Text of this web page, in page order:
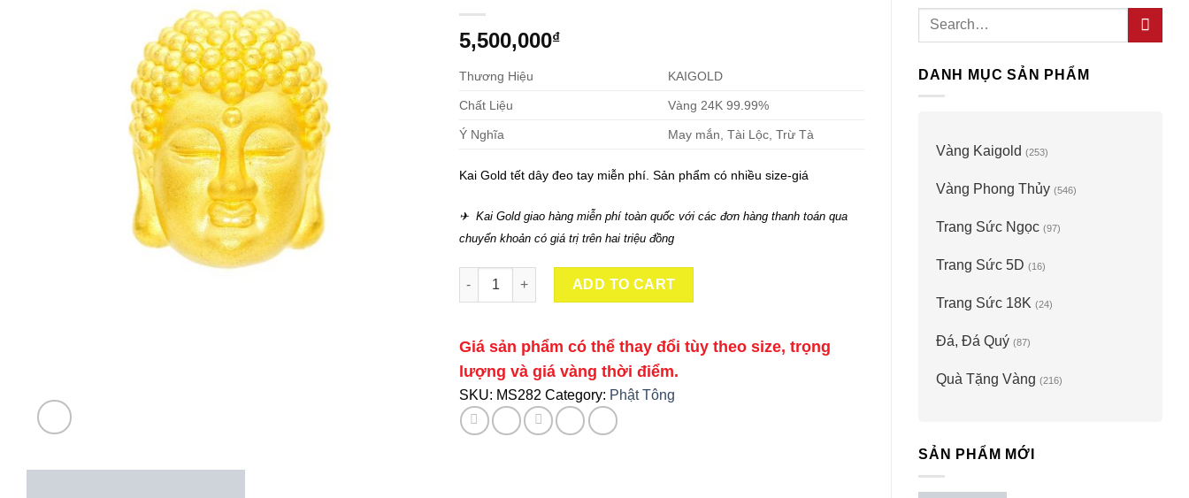
Search
DANH MỤC SẢN PHẨM
Vàng Kaigold (253)
Vàng Phong Thủy (546)
Trang Sức Ngọc (97)
Trang Sức 5D (16)
Trang Sức 18K (24)
Đá, Đá Quý (87)
Quà Tặng Vàng (216)
SẢN PHẨM MỚI
5,500,000₫
Thương Hiệu KAIGOLD
Chất Liệu Vàng 24K 99.99%
Ý Nghĩa May mắn, Tài Lộc, Trừ Tà
Kai Gold tết dây đeo tay miễn phí. Sản phẩm có nhiều size-giá
✈ Kai Gold giao hàng miễn phí toàn quốc với các đơn hàng thanh toán qua
chuyển khoản có giá trị trên hai triệu đồng
Phật Đầu Vàng 24K 9999 - Size 3 quantity
ADD TO CART
Giá sản phẩm có thể thay đổi tùy theo size, trọng
lượng và giá vàng thời điểm.
SKU: MS282 Category: Phật Tông